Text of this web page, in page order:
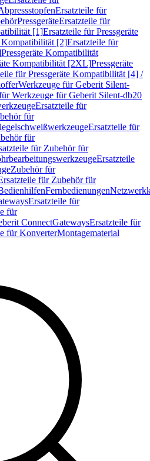
Ersatzteile für
PressgeräteErsatzteile für
[1]Ersatzteile für Pressgeräte
Kompatibilität [2]Ersatzteile für
Pressgeräte Kompatibilität
Kompatibilität [2XL]Pressgeräte
für Pressgeräte Kompatibilität [4] /
Werkzeuge für Geberit Silent-
Werkzeuge für Geberit Silent-db20
Ersatzteile für
für
Ersatzteile für
für
für Zubehör für
Ersatzteile
Zubehör für
für Zubehör für
Fernbedienungen
Ersatzteile für
für
ConnectGatewaysErsatzteile für
für KonverterMontagematerial